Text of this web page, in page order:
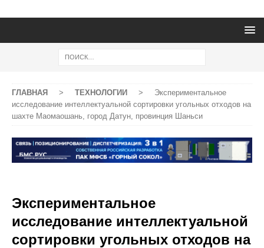
ГЛАВНАЯ > ТЕХНОЛОГИИ >
Экспериментальное
исследование интеллектуальной сортировки угольных отходов на
шахте Маомаошань, город Датун, провинция Шаньси
Экспериментальное
исследование интеллектуальной
сортировки угольных отходов на